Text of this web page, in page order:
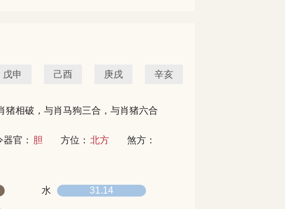
戊申 己酉 庚戌 辛亥
猪相破，与肖马狗三合，与肖猪六合
器官： 胆 方位： 北方
煞方：
水 31.14